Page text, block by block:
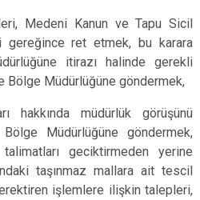
Medeni Kanun ve Tapu Sicil
gereğince ret etmek, bu karara
itirazı halinde gerekli
Bölge Müdürlüğüne göndermek,
hakkında müdürlük görüşünü
Müdürlüğüne göndermek,
geciktirmeden yerine
taşınmaz mallara ait tescil
işlemlere ilişkin talepleri,